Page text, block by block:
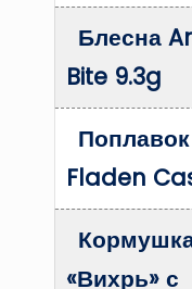
Блесна
Bite 9.3g
Fladen
«Вихрь» с